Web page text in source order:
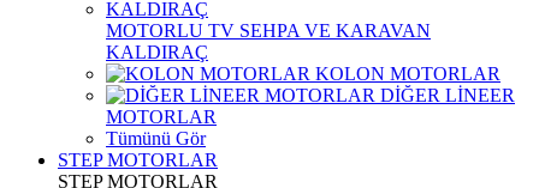
MOTORLU TV SEHPA VE KARAVAN
KALDIRAÇ
KOLON MOTORLAR
DİĞER LİNEER
MOTORLAR
Tümünü Gör
STEP MOTORLAR
STEP MOTORLAR